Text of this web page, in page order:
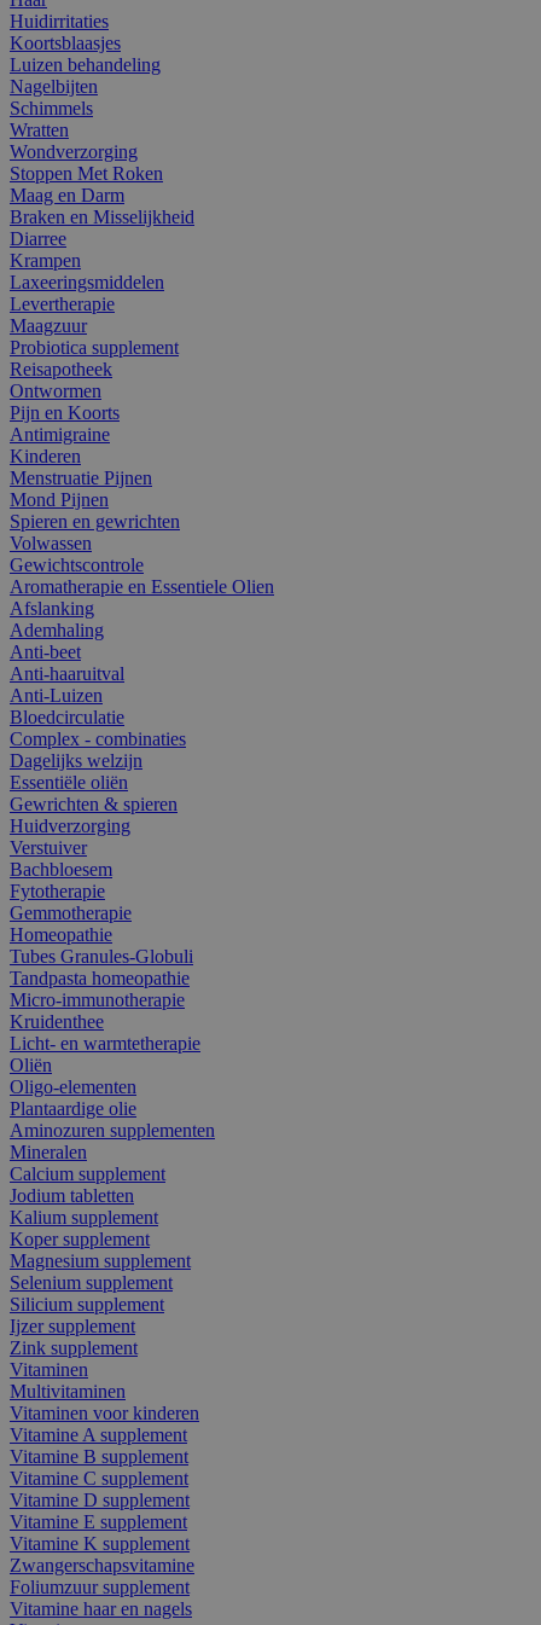
Huidirritaties
Koortsblaasjes
Luizen behandeling
Nagelbijten
Schimmels
Wratten
Wondverzorging
Stoppen Met Roken
Maag en Darm
Braken en Misselijkheid
Diarree
Krampen
Laxeeringsmiddelen
Levertherapie
Maagzuur
Probiotica supplement
Reisapotheek
Ontwormen
Pijn en Koorts
Antimigraine
Kinderen
Menstruatie Pijnen
Mond Pijnen
Spieren en gewrichten
Volwassen
Gewichtscontrole
Aromatherapie en Essentiele Olien
Afslanking
Ademhaling
Anti-beet
Anti-haaruitval
Anti-Luizen
Bloedcirculatie
Complex - combinaties
Dagelijks welzijn
Essentiële oliën
Gewrichten & spieren
Huidverzorging
Verstuiver
Bachbloesem
Fytotherapie
Gemmotherapie
Homeopathie
Tubes Granules-Globuli
Tandpasta homeopathie
Micro-immunotherapie
Kruidenthee
Licht- en warmtetherapie
Oliën
Oligo-elementen
Plantaardige olie
Aminozuren supplementen
Mineralen
Calcium supplement
Jodium tabletten
Kalium supplement
Koper supplement
Magnesium supplement
Selenium supplement
Silicium supplement
Ijzer supplement
Zink supplement
Vitaminen
Multivitaminen
Vitaminen voor kinderen
Vitamine A supplement
Vitamine B supplement
Vitamine C supplement
Vitamine D supplement
Vitamine E supplement
Vitamine K supplement
Zwangerschapsvitamine
Foliumzuur supplement
Vitamine haar en nagels